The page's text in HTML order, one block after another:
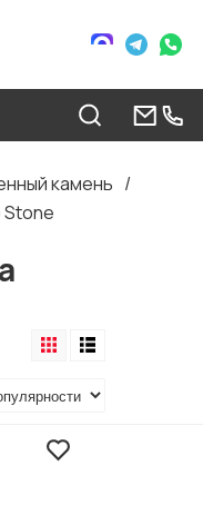
камень
Stone